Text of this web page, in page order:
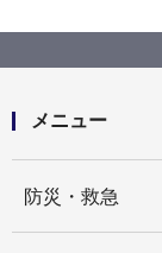
【公
地域計
メニュー
防災・救急